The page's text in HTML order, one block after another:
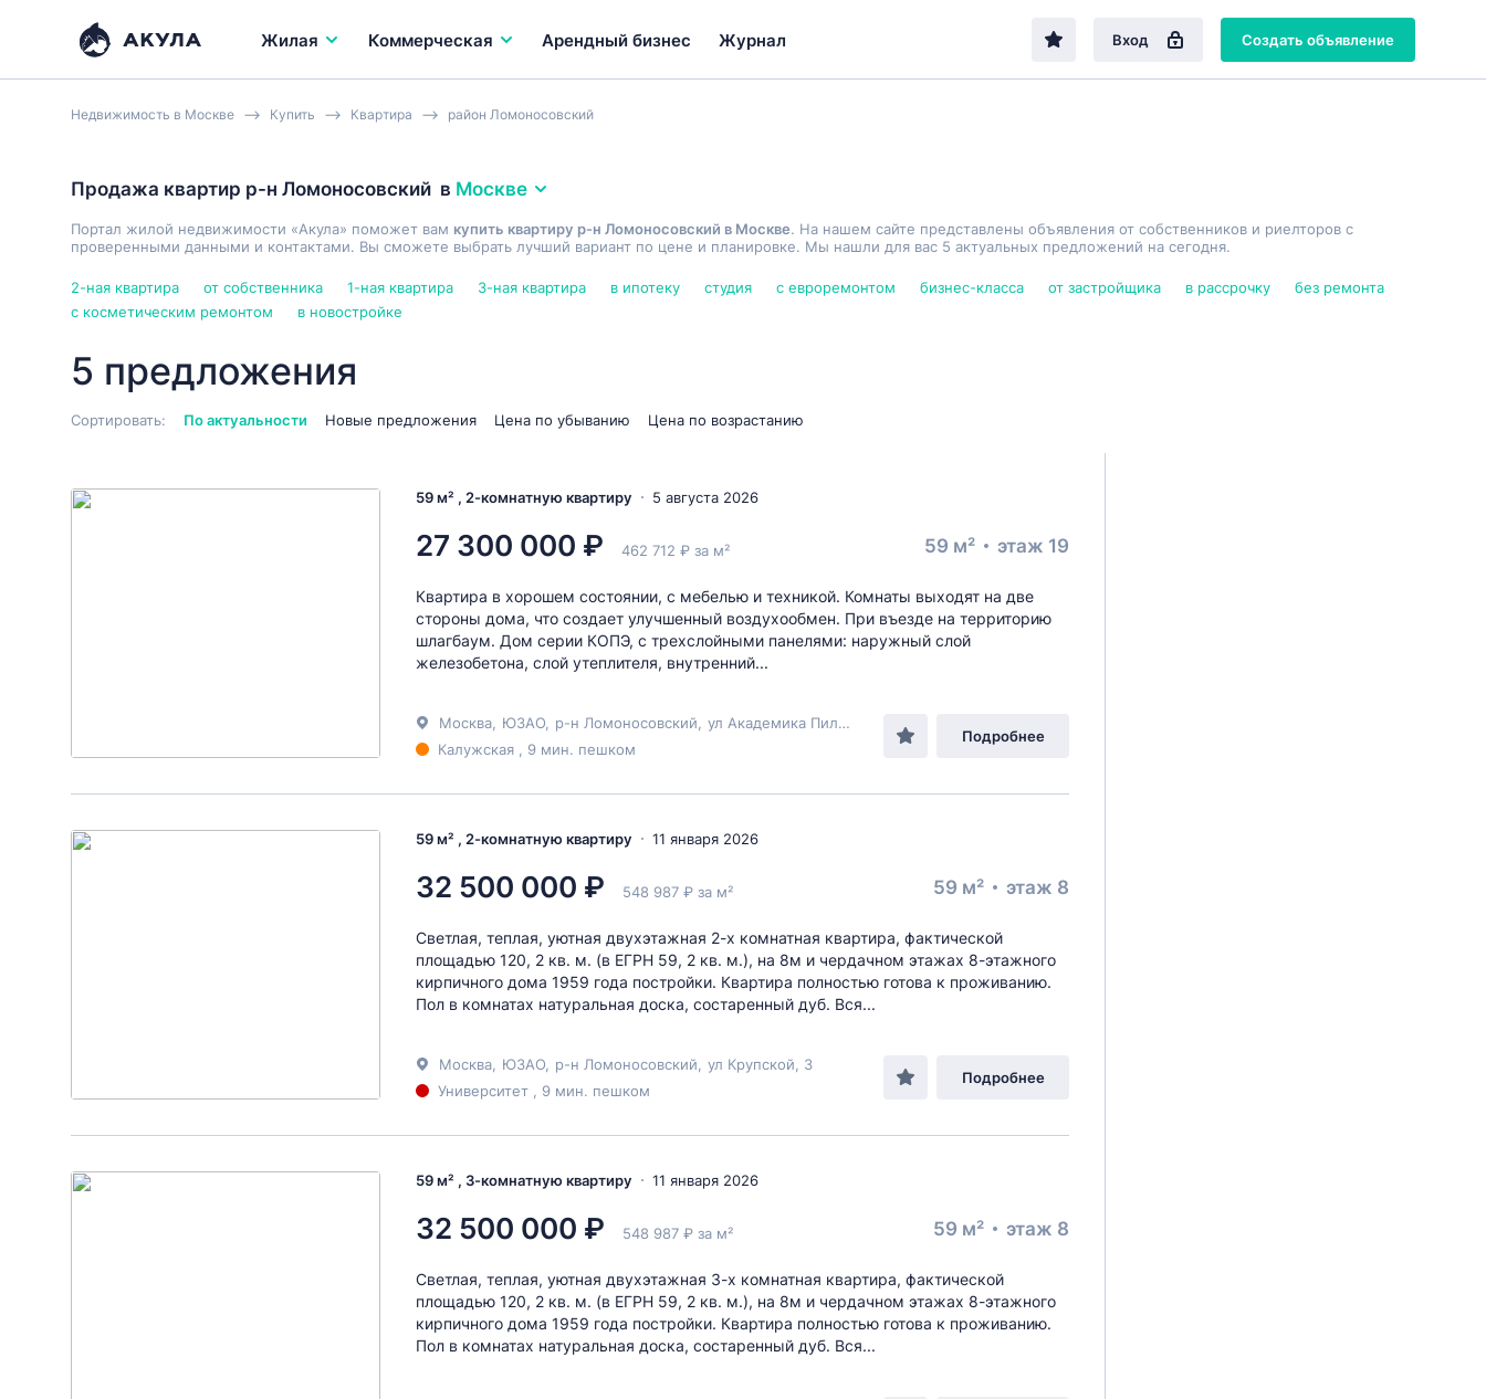
Жилая Коммерческая Арендный бизнес Журнал Вход Создать объявление
Недвижимость в Москве Купить Квартира район Ломоносовский
Продажа квартир р-н Ломоносовский в Москве
Портал жилой недвижимости «Акула» поможет вам купить квартиру р-н Ломоносовский в Москве. На нашем сайте представлены объявления от собственников и риелторов с
проверенными данными и контактами. Вы сможете выбрать лучший вариант по цене и планировке. Мы нашли для вас 5 актуальных предложений на сегодня.
2-ная квартира от собственника 1-ная квартира 3-ная квартира в ипотеку студия с евроремонтом бизнес-класса от застройщика в рассрочку
без ремонта
с косметическим ремонтом
в новостройке
5 предложения
Сортировать: По актуальности Новые предложения Цена по убыванию Цена по возрастанию
59 м² , 2-комнатную квартиру 5 августа 2026
27 300 000 ₽ 462 712 ₽ за м² 59 м² этаж 19
Квартира в хорошем состоянии, с мебелью и техникой. Комнаты выходят на две
стороны дома, что создает улучшенный воздухообмен. При въезде на территорию
шлагбаум. Дом серии КОПЭ, с трехслойными панелями: наружный слой
железобетона, слой утеплителя, внутренний...
Москва ЮЗАО р-н Ломоносовский ул Академика Пилюгина
Калужская , 9 мин. пешком
Подробнее
59 м² , 2-комнатную квартиру 11 января 2026
32 500 000 ₽ 548 987 ₽ за м² 59 м² этаж 8
Светлая, теплая, уютная двухэтажная 2-х комнатная квартира, фактической
площадью 120, 2 кв. м. (в ЕГРН 59, 2 кв. м.), на 8м и чердачном этажах 8-этажного
кирпичного дома 1959 года постройки. Квартира полностью готова к проживанию.
Пол в комнатах натуральная доска, состаренный дуб. Вся...
Москва ЮЗАО р-н Ломоносовский ул Крупской , 3
Университет , 9 мин. пешком
Подробнее
59 м² , 3-комнатную квартиру 11 января 2026
32 500 000 ₽ 548 987 ₽ за м² 59 м² этаж 8
Светлая, теплая, уютная двухэтажная 3-х комнатная квартира, фактической
площадью 120, 2 кв. м. (в ЕГРН 59, 2 кв. м.), на 8м и чердачном этажах 8-этажного
кирпичного дома 1959 года постройки. Квартира полностью готова к проживанию.
Пол в комнатах натуральная доска, состаренный дуб. Вся...